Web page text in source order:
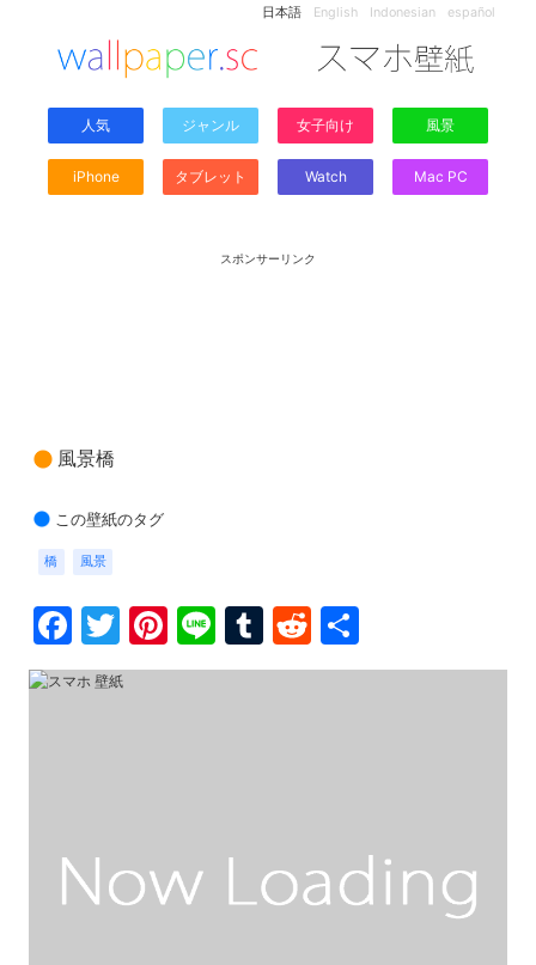
日本語 English Indonesian español
人気 ジャンル 女子向け 風景
iPhone タブレット Watch Mac PC
スポンサーリンク
風景橋
この壁紙のタグ
橋 風景
Facebook
Twitter
Pinterest
LineTumblr
Reddit
有